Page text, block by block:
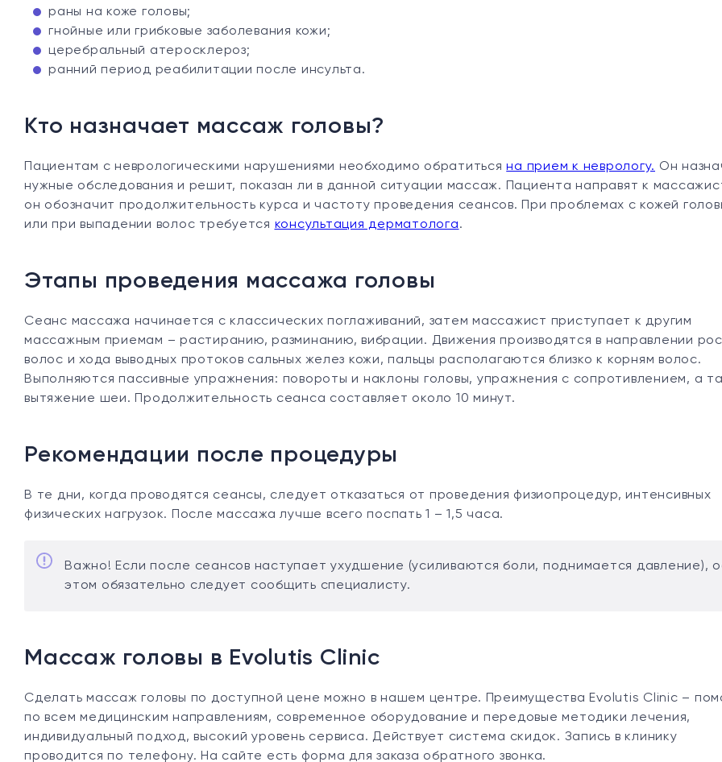
раны на коже головы;
гнойные или грибковые заболевания кожи;
церебральный атеросклероз;
ранний период реабилитации после инсульта.
Кто назначает массаж головы?
Пациентам с неврологическими нарушениями необходимо обратитьсяна прием к неврологу. Он
нужные обследования и решит, показан ли в данной ситуации массаж. Пациента направят к
он обозначит продолжительность курса и частоту проведения сеансов. При проблемах с кожей
или при выпадении волос требуется консультация дерматолога.
Этапы проведения массажа головы
Сеанс массажа начинается с классических поглаживаний, затем массажист приступает к другим
массажным приемам – растиранию, разминанию, вибрации. Движения производятся в направлении
волос и хода выводных протоков сальных желез кожи, пальцы располагаются близко к корням волос.
Выполняются пассивные упражнения: повороты и наклоны головы, упражнения с сопротивлением, а
вытяжение шеи. Продолжительность сеанса составляет около 10 минут.
Рекомендации после процедуры
В те дни, когда проводятся сеансы, следует отказаться от проведения физиопроцедур, интенсивных
физических нагрузок. После массажа лучше всего поспать 1 – 1,5 часа.
Важно! Если после сеансов наступает ухудшение (усиливаются боли, поднимается давление),
этом обязательно следует сообщить специалисту.
Массаж головы в Evolutis Clinic
Сделать массаж головы по доступной цене можно в нашем центре. Преимущества Evolutis Clinic –
по всем медицинским направлениям, современное оборудование и передовые методики лечения,
индивидуальный подход, высокий уровень сервиса. Действует система скидок. Запись в клинику
проводится по телефону. На сайте есть форма для заказа обратного звонка.